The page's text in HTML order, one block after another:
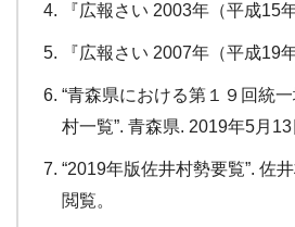
『広報さい 2003年（平成15
『広報さい 2007年（平成19
“青森県における第１９回統
村一覧”. 青森県. 2019年5月13
“2019年版佐井村勢要覧”. 佐
閲覧。